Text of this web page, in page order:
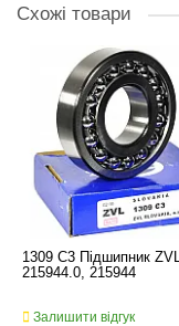
Схожі товари
1309 C3 Підшипник ZVL,
215944.0, 215944
Залишити відгук